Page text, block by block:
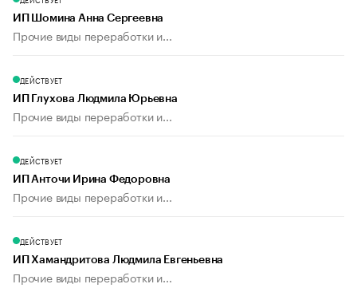
ИП Шомина Анна Сергеевна
Прочие виды переработки и...
ДЕЙСТВУЕТ
ИП Глухова Людмила Юрьевна
Прочие виды переработки и...
ДЕЙСТВУЕТ
ИП Анточи Ирина Федоровна
Прочие виды переработки и...
ДЕЙСТВУЕТ
ИП Хамандритова Людмила Евгеньевна
Прочие виды переработки и...